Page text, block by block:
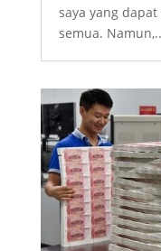
saya yang
semua.